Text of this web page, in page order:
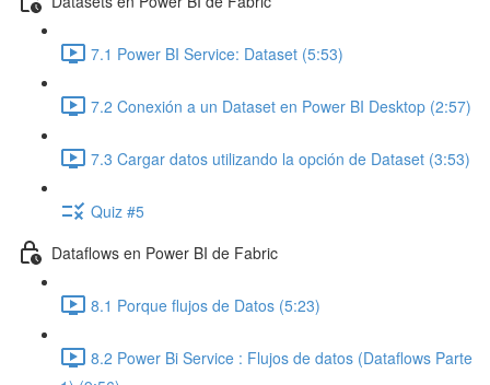
7.1 Power BI Service: Dataset (5:53)
7.2 Conexión a un Dataset en Power BI Desktop (2:57)
7.3 Cargar datos utilizando la opción de Dataset (3:53)
Quiz #5
Dataflows en Power BI de Fabric
8.1 Porque flujos de Datos (5:23)
8.2 Power Bi Service : Flujos de datos (Dataflows Parte